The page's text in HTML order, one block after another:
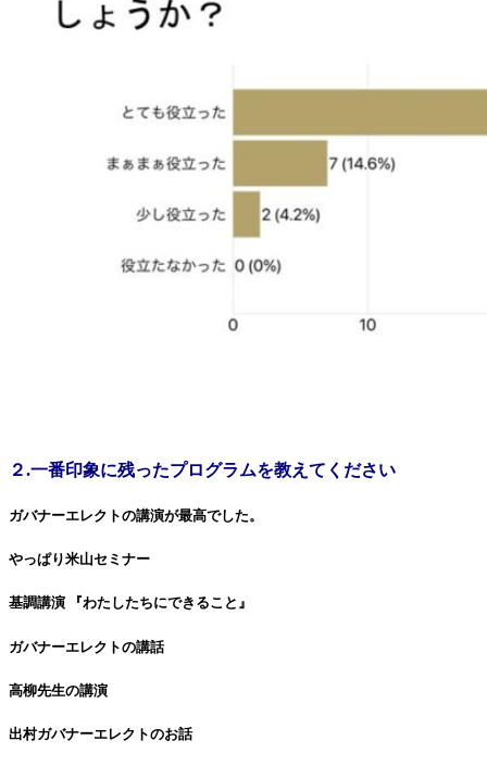
２.一番印象に残ったプログラムを教えてください
ガバナーエレクトの講演が最高でした。
やっぱり米山セミナー
基調講演 『わたしたちにできること』
ガバナーエレクトの講話
高柳先生の講演
出村ガバナーエレクトのお話